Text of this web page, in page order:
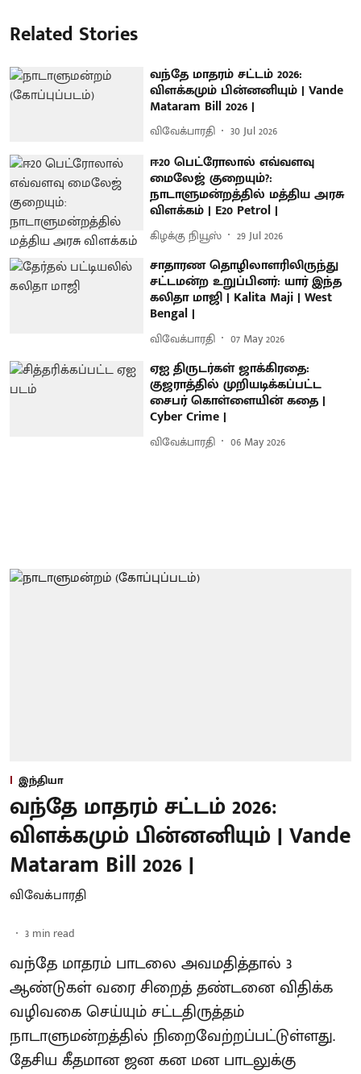
Related Stories
வந்தே மாதரம் சட்டம் 2026:
விளக்கமும் பின்னனியும் | Vande
Mataram Bill 2026 |
விவேக்பாரதி 30 Jul 2026
ஈ20 பெட்ரோலால் எவ்வளவு
மைலேஜ் குறையும்?:
நாடாளுமன்றத்தில் மத்திய அரசு
விளக்கம் | E20 Petrol |
கிழக்கு நியூஸ் 29 Jul 2026
சாதாரண தொழிலாளரிலிருந்து
சட்டமன்ற உறுப்பினர்: யார் இந்த
கலிதா மாஜி | Kalita Maji | West
Bengal |
விவேக்பாரதி 07 May 2026
ஏஐ திருடர்கள் ஜாக்கிரதை:
குஜராத்தில் முறியடிக்கப்பட்ட
சைபர் கொள்ளையின் கதை |
Cyber Crime |
விவேக்பாரதி 06 May 2026
இந்தியா
வந்தே மாதரம் சட்டம் 2026:
விளக்கமும் பின்னனியும் | Vande
Mataram Bill 2026 |
விவேக்பாரதி
3 min read
வந்தே மாதரம் பாடலை அவமதித்தால் 3
ஆண்டுகள் வரை சிறைத் தண்டனை விதிக்க
வழிவகை செய்யும் சட்டதிருத்தம்
நாடாளுமன்றத்தில் நிறைவேற்றப்பட்டுள்ளது.
தேசிய கீதமான ஜன கன மன பாடலுக்கு